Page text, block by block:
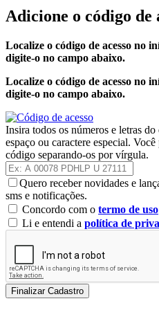
Adicione o código de
Localize o código de acesso no
digite-o no campo abaixo.
Localize o código de acesso no
digite-o no campo abaixo.
Insira todos os números e letras
espaço ou caractere especial.
código separando-os por vírgula.
Quero receber novidades e
sms e notificações.
Concordo com o termo de uso
Li e entendi a política de